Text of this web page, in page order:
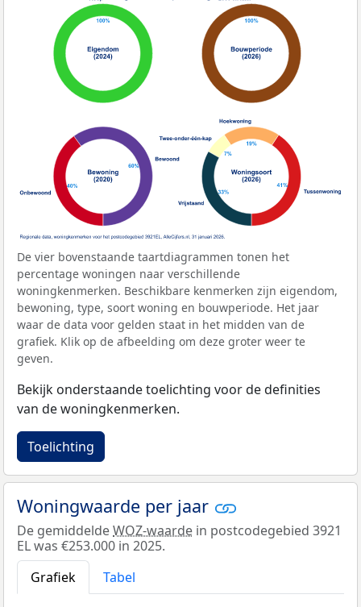
De vier bovenstaande taartdiagrammen tonen het
percentage woningen naar verschillende
woningkenmerken. Beschikbare kenmerken zijn eigendom,
bewoning, type, soort woning en bouwperiode. Het jaar
waar de data voor gelden staat in het midden van de
grafiek. Klik op de afbeelding om deze groter weer te
geven.
Bekijk onderstaande toelichting voor de definities
van de woningkenmerken.
Toelichting
Woningwaarde per jaar
De gemiddeldeWOZ-waarde in postcodegebied 3921
EL was €253.000 in 2025.
Grafiek
Tabel